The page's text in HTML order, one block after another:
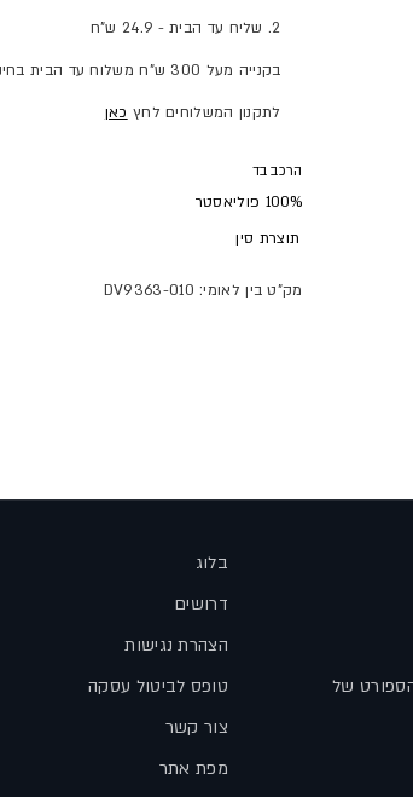
2. שליח עד הבית - 24.9 ש"ח
בקנייה מעל 300 ש"ח משלוח עד הבית בחינם!
לתקנון המשלוחים לחץ כאן
הרכב בד
100% פוליאסטר
תוצרת סין
מק"ט בין לאומי: DV9363-010
של
בלוג
דרושים
הצהרת נגישות
טופס לביטול עסקה
צור קשר
מפת אתר